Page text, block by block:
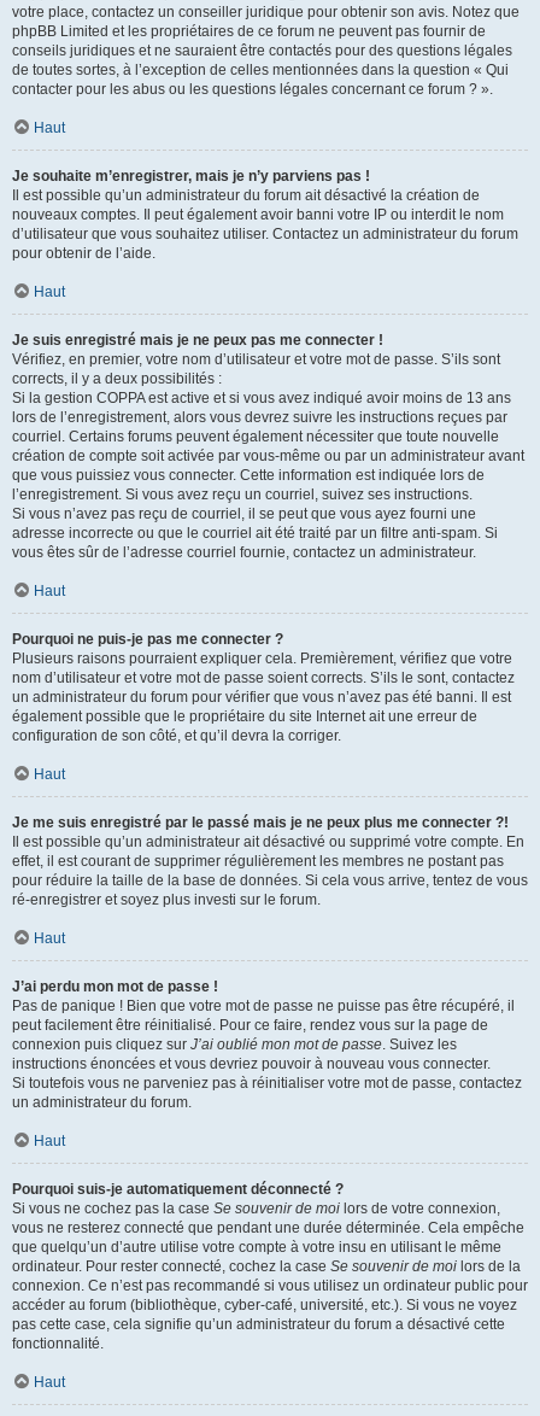
votre place, contactez un conseiller juridique pour obtenir son avis. Notez que
phpBB Limited et les propriétaires de ce forum ne peuvent pas fournir de
conseils juridiques et ne sauraient être contactés pour des questions légales
de toutes sortes, à l’exception de celles mentionnées dans la question « Qui
contacter pour les abus ou les questions légales concernant ce forum ? ».
Haut
Je souhaite m’enregistrer, mais je n’y parviens pas !
Il est possible qu’un administrateur du forum ait désactivé la création de
nouveaux comptes. Il peut également avoir banni votre IP ou interdit le nom
d’utilisateur que vous souhaitez utiliser. Contactez un administrateur du forum
pour obtenir de l’aide.
Haut
Je suis enregistré mais je ne peux pas me connecter !
Vérifiez, en premier, votre nom d’utilisateur et votre mot de passe. S’ils sont
corrects, il y a deux possibilités :
Si la gestion COPPA est active et si vous avez indiqué avoir moins de 13 ans
lors de l’enregistrement, alors vous devrez suivre les instructions reçues par
courriel. Certains forums peuvent également nécessiter que toute nouvelle
création de compte soit activée par vous-même ou par un administrateur avant
que vous puissiez vous connecter. Cette information est indiquée lors de
l’enregistrement. Si vous avez reçu un courriel, suivez ses instructions.
Si vous n’avez pas reçu de courriel, il se peut que vous ayez fourni une
adresse incorrecte ou que le courriel ait été traité par un filtre anti-spam. Si
vous êtes sûr de l’adresse courriel fournie, contactez un administrateur.
Haut
Pourquoi ne puis-je pas me connecter ?
Plusieurs raisons pourraient expliquer cela. Premièrement, vérifiez que votre
nom d’utilisateur et votre mot de passe soient corrects. S’ils le sont, contactez
un administrateur du forum pour vérifier que vous n’avez pas été banni. Il est
également possible que le propriétaire du site Internet ait une erreur de
configuration de son côté, et qu’il devra la corriger.
Haut
Je me suis enregistré par le passé mais je ne peux plus me connecter ?!
Il est possible qu’un administrateur ait désactivé ou supprimé votre compte. En
effet, il est courant de supprimer régulièrement les membres ne postant pas
pour réduire la taille de la base de données. Si cela vous arrive, tentez de vous
ré-enregistrer et soyez plus investi sur le forum.
Haut
J’ai perdu mon mot de passe !
Pas de panique ! Bien que votre mot de passe ne puisse pas être récupéré, il
peut facilement être réinitialisé. Pour ce faire, rendez vous sur la page de
connexion puis cliquez sur J’ai oublié mon mot de passe. Suivez les
instructions énoncées et vous devriez pouvoir à nouveau vous connecter.
Si toutefois vous ne parveniez pas à réinitialiser votre mot de passe, contactez
un administrateur du forum.
Haut
Pourquoi suis-je automatiquement déconnecté ?
Si vous ne cochez pas la case Se souvenir de moi lors de votre connexion,
vous ne resterez connecté que pendant une durée déterminée. Cela empêche
que quelqu’un d’autre utilise votre compte à votre insu en utilisant le même
ordinateur. Pour rester connecté, cochez la case Se souvenir de moi lors de la
connexion. Ce n’est pas recommandé si vous utilisez un ordinateur public pour
accéder au forum (bibliothèque, cyber-café, université, etc.). Si vous ne voyez
pas cette case, cela signifie qu’un administrateur du forum a désactivé cette
fonctionnalité.
Haut